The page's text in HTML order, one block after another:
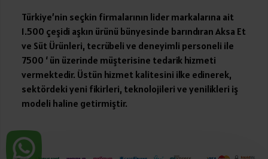
Türkiye’nin seçkin firmalarının lider markalarına ait
1.500 çeşidi aşkın ürünü bünyesinde barındıran Aksa Et
ve Süt Ürünleri, tecrübeli ve deneyimli personeli ile
7500 ‘ ün üzerinde müşterisine tedarik hizmeti
vermektedir. Üstün hizmet kalitesini ilke edinerek,
sektördeki yeni fikirleri, teknolojileri ve yenilikleri iş
modeli haline getirmiştir.